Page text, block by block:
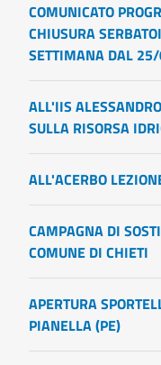
COMUNICATO
CHIUSURA
SETTIMANA DAL
ALL'IIS
SULLA RISORSA
ALL'ACERBO
CAMPAGNA DI
COMUNE DI CHIETI
APERTURA
PIANELLA (PE)